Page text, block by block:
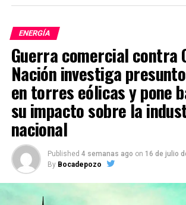
ENERGÍA
Guerra comercial contra
Nación investiga
en torres eólicas y pone
su impacto sobre la
nacional
Published 4 semanas ago on 16 de julio
By Bocadepozo